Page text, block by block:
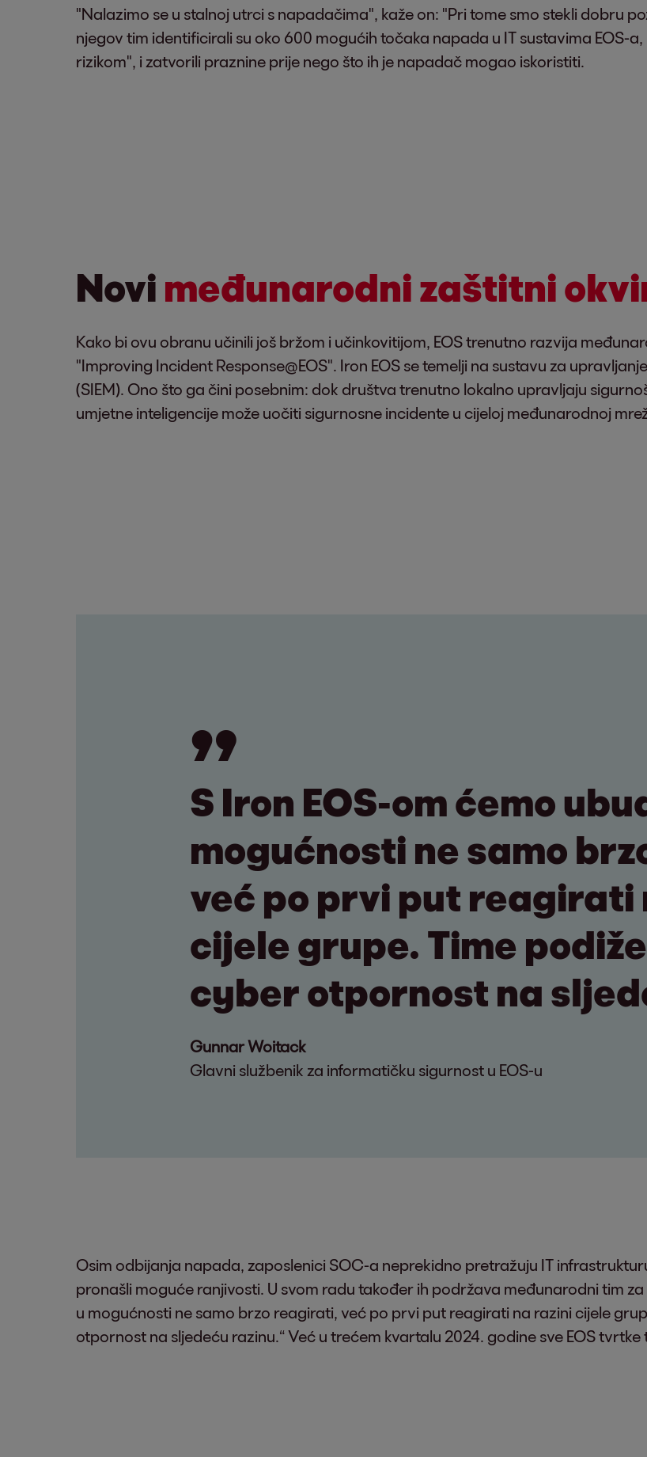
"Nalazimo se u stalnoj utrci s napadačima", kaže on: "Pri tome smo stekli dobru
njegov tim identificirali su oko 600 mogućih točaka napada u IT sustavima EOS-
rizikom", i zatvorili praznine prije nego što ih je napadač mogao iskoristiti.
Novi međunarodni zaštitni
Kako bi ovu obranu učinili još bržom i učinkovitijom, EOS trenutno razvija
"Improving Incident Response@EOS". Iron EOS se temelji na sustavu za
(SIEM). Ono što ga čini posebnim: dok društva trenutno lokalno upravljaju
umjetne inteligencije može uočiti sigurnosne incidente u cijeloj međunarodnoj
S Iron EOS-om ćemo
mogućnosti ne samo
već po prvi put reagirati
cijele grupe. Time
cyber otpornost na
Gunnar Woitack
Glavni službenik za informatičku sigurnost u EOS-u
Osim odbijanja napada, zaposlenici SOC-a neprekidno pretražuju IT
pronašli moguće ranjivosti. U svom radu također ih podržava međunarodni tim
u mogućnosti ne samo brzo reagirati, već po prvi put reagirati na razini cijele
otpornost na sljedeću razinu.“ Već u trećem kvartalu 2024. godine sve EOS